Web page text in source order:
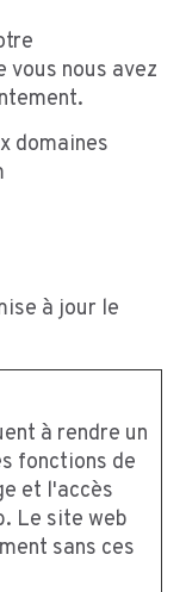
nous avez
domaines
à jour le
à rendre un
fonctions de
et l'accès
Le site web
sans ces